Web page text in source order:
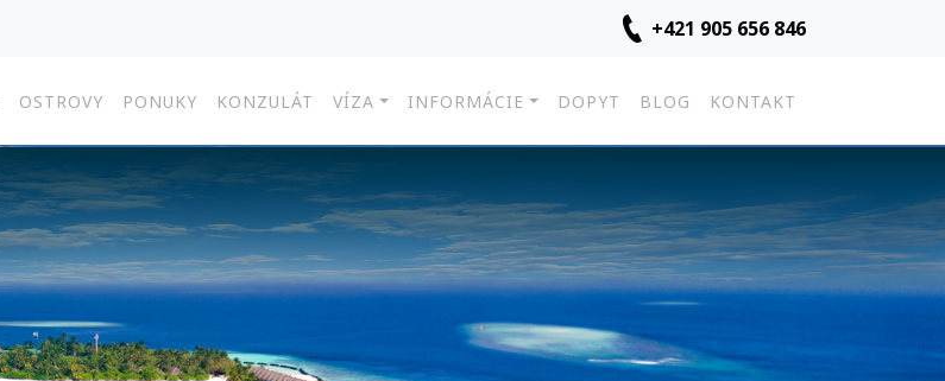
+421 905 656 846
OSTROVY PONUKY KONZULÁT VÍZA INFORMÁCIE DOPYT BLOG KONTAKT